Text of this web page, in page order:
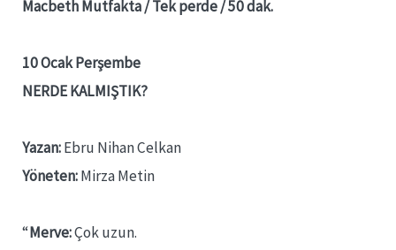
Macbeth Mutfakta / Tek perde / 50 dak.
10 Ocak Perşembe
NERDE KALMIŞTIK?
Yazan:Ebru Nihan Celkan
Yöneten:Mirza Metin
“Merve:Çok uzun.